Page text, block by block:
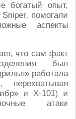
богатый опыт,
помогали
аспекты
что сам факт
был
работала
и Х-101) и
атаки